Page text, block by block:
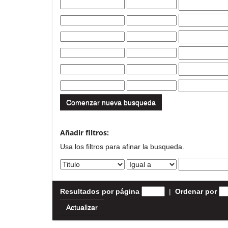
Comenzar nueva busqueda
Añadir filtros:
Usa los filtros para afinar la busqueda.
Resultados por página | Ordenar por